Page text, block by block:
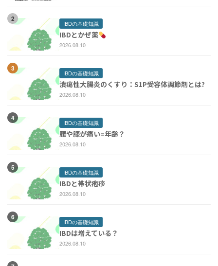
IBDの基礎知識
IBDとかぜ薬
2026.08.10
IBDの基礎知識
潰瘍性大腸炎のくすり：S1P受容体調節剤とは?
2026.08.10
IBDの基礎知識
腰や膝が痛い=年齢？
2026.08.10
IBDの基礎知識
IBDと帯状疱疹
2026.08.10
IBDの基礎知識
IBDは増えている？
2026.08.10